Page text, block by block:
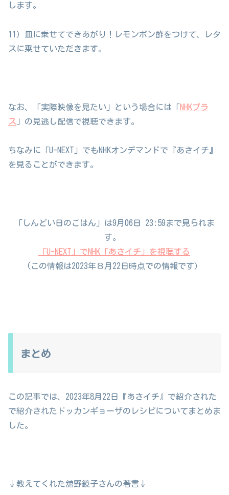
します。
11）皿に乗せてできあがり！レモンポン酢をつけて、レタ
スに乗せていただきます。
なお、「実際映像を見たい」という場合には「NHKプラ
ス 」の見逃し配信で視聴できます。
ちなみに「U-NEXT」でもNHKオンデマンドで『あさイチ』
を見ることができます。
「しんどい日のごはん」は9月06日 23:59まで見られま
す。
「U-NEXT」でNHK「あさイチ」を視聴する
(この情報は2023年８月22日時点での情報です）
まとめ
この記事では、2023年8月22日『あさイチ』で紹介された
で紹介されたドッカンギョーザのレシピについてまとめま
した。
↓教えてくれた舘野鏡子さんの著書↓